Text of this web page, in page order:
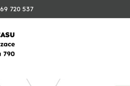
720 537